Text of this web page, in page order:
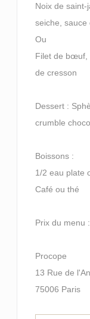
Noix de
seiche, sauce
Ou
Filet de bœuf,
de cresson
Dessert :
crumble
Boissons :
1/2 eau plate
Café ou thé
Prix du menu
Procope
13 Rue de
75006 Paris